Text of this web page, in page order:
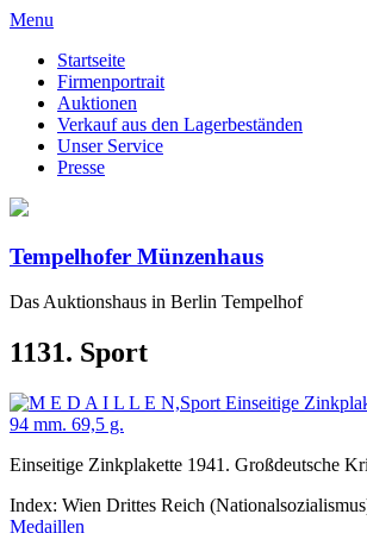
Menu
Startseite
Firmenportrait
Auktionen
Verkauf aus den Lagerbeständen
Unser Service
Presse
Tempelhofer Münzenhaus
Das Auktionshaus in Berlin Tempelhof
1131. Sport
Einseitige Zinkplakette 1941. Großdeutsche
Index: Wien Drittes Reich
Medaillen